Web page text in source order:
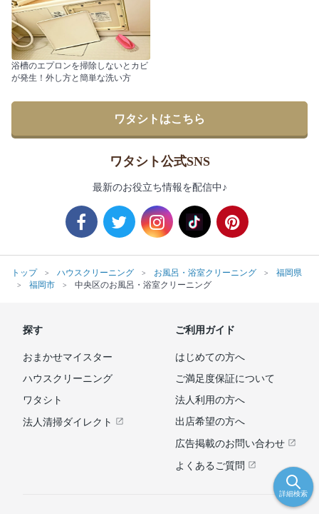
浴槽のエプロンを掃除しないとカビ
が発生！外し方と簡単な洗い方
ワタシトはこちら
ワタシト公式SNS
最新のお役立ち情報を配信中♪
トップ ハウスクリーニング お風呂・浴室クリーニング
福岡県
福岡市
中央区のお風呂・浴室クリーニング
詳細検索
探す
おまかせマイスター
ハウスクリーニング
ワタシト
法人清掃ダイレクト
ご利用ガイド
はじめての方へ
ご満足度保証について
法人利用の方へ
出店希望の方へ
広告掲載のお問い合わせ
よくあるご質問